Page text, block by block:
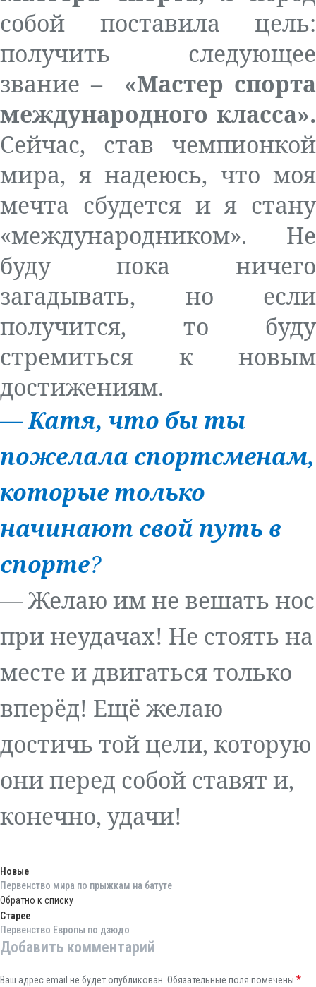
собой поставила цель:
получить следующее
звание –
«Мастер спорта
международного класса».
Сейчас, став чемпионкой
мира, я надеюсь, что моя
мечта сбудется и я стану
«международником». Не
буду пока ничего
загадывать, но если
получится, то буду
стремиться к новым
достижениям.
—Катя, что бы ты
пожелала спортсменам,
которые только
начинают свой путь в
спорте?
— Желаю им не вешать нос
при неудачах! Не стоять на
месте и двигаться только
вперёд! Ещё желаю
достичь той цели, которую
они перед собой ставят и,
конечно, удачи!
Новые
Первенство мира по прыжкам на батуте
Обратно к списку
Старее
Первенство Европы по дзюдо
Добавить комментарий
Ваш адрес email не будет опубликован. Обязательные поля помечены *